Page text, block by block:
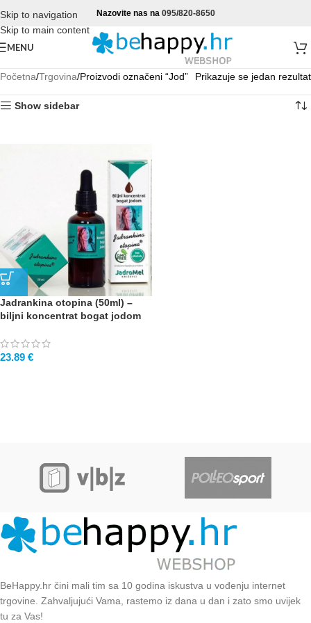
Skip to navigation
Skip to main content
Nazovite nas na 095/820-8650
MENU
Početna Trgovina Proizvodi označeni “Jod” Prikazuje se jedan rezultat
Show sidebar
Jadrankina otopina (50ml) –
biljni koncentrat bogat jodom
23.89 €
BeHappy.hr čini mali tim sa 10 godina iskustva u vođenju internet
trgovine. Zahvaljujući Vama, rastemo iz dana u dan i zato smo uvijek
tu za Vas!